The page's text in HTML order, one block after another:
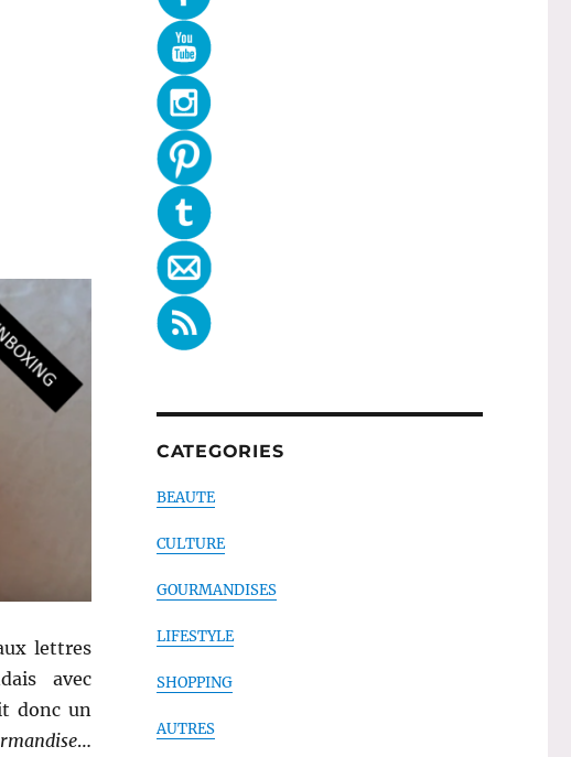
lettres
avec
donc un
…
CATEGORIES
BEAUTE
CULTURE
GOURMANDISES
LIFESTYLE
SHOPPING
AUTRES